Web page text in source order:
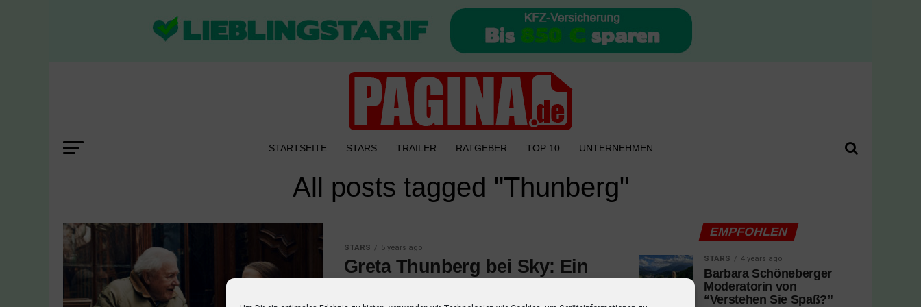
STARTSEITE STARS TRAILER RATGEBER TOP 10 UNTERNEHMEN
All posts tagged "Thunberg"
STARS 5 years ago
Greta Thunberg bei Sky: Ein
EMPFOHLEN
STARS 4 years ago
Barbara Schöneberger
Moderatorin von
“Verstehen Sie Spaß?”